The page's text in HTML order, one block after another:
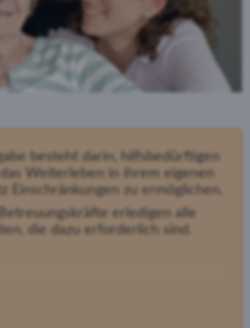
besteht darin, hilfsbedürftigen
Weiterleben in ihrem eigenen
Einschränkungen zu ermöglichen.
erledigen alle
die dazu erforderlich sind.